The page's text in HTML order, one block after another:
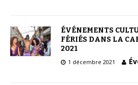
ÉVÉNEMENTS
FÉRIÉS DANS LA
2021
1 décembre 2021